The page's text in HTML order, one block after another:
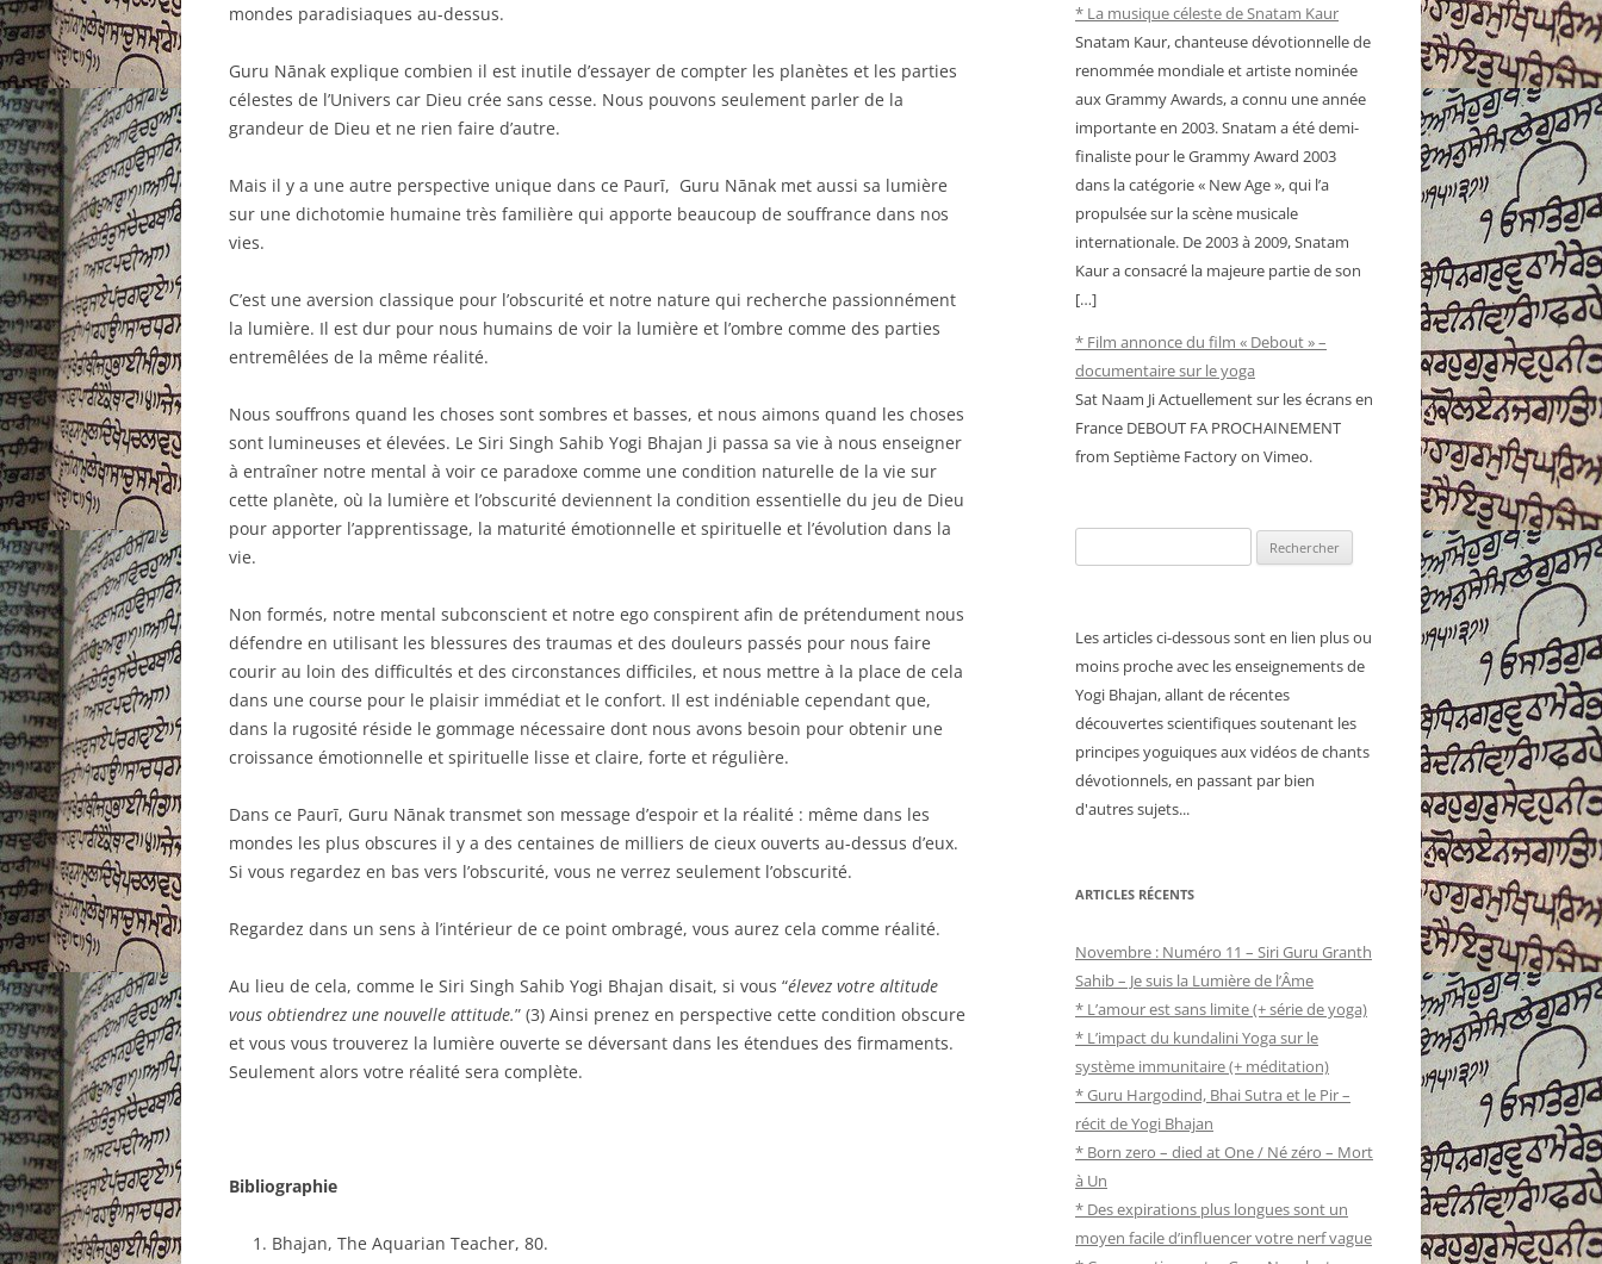
mondes paradisiaques au-dessus.
Guru Nānak explique combien il est inutile d’essayer de compter les planètes et les parties
célestes de l’Univers car Dieu crée sans cesse. Nous pouvons seulement parler de la
grandeur de Dieu et ne rien faire d’autre.
Mais il y a une autre perspective unique dans ce Paurī, Guru Nānak met aussi sa lumière
sur une dichotomie humaine très familière qui apporte beaucoup de souffrance dans nos
vies.
C’est une aversion classique pour l’obscurité et notre nature qui recherche passionnément
la lumière. Il est dur pour nous humains de voir la lumière et l’ombre comme des parties
entremêlées de la même réalité.
Nous souffrons quand les choses sont sombres et basses, et nous aimons quand les choses
sont lumineuses et élevées. Le Siri Singh Sahib Yogi Bhajan Ji passa sa vie à nous enseigner
à entraîner notre mental à voir ce paradoxe comme une condition naturelle de la vie sur
cette planète, où la lumière et l’obscurité deviennent la condition essentielle du jeu de Dieu
pour apporter l’apprentissage, la maturité émotionnelle et spirituelle et l’évolution dans la
vie.
Non formés, notre mental subconscient et notre ego conspirent afin de prétendument nous
défendre en utilisant les blessures des traumas et des douleurs passés pour nous faire
courir au loin des difficultés et des circonstances difficiles, et nous mettre à la place de cela
dans une course pour le plaisir immédiat et le confort. Il est indéniable cependant que,
dans la rugosité réside le gommage nécessaire dont nous avons besoin pour obtenir une
croissance émotionnelle et spirituelle lisse et claire, forte et régulière.
Dans ce Paurī, Guru Nānak transmet son message d’espoir et la réalité : même dans les
mondes les plus obscures il y a des centaines de milliers de cieux ouverts au-dessus d’eux.
Si vous regardez en bas vers l’obscurité, vous ne verrez seulement l’obscurité.
Regardez dans un sens à l’intérieur de ce point ombragé, vous aurez cela comme réalité.
Au lieu de cela, comme le Siri Singh Sahib Yogi Bhajan disait, si vous “élevez votre altitude
vous obtiendrez une nouvelle attitude.” (3) Ainsi prenez en perspective cette condition obscure
et vous vous trouverez la lumière ouverte se déversant dans les étendues des firmaments.
Seulement alors votre réalité sera complète.
Bibliographie
Bhajan, The Aquarian Teacher, 80.
* La musique céleste de Snatam Kaur
Snatam Kaur, chanteuse dévotionnelle de
renommée mondiale et artiste nominée
aux Grammy Awards, a connu une année
importante en 2003. Snatam a été demi-
finaliste pour le Grammy Award 2003
dans la catégorie « New Age », qui l’a
propulsée sur la scène musicale
internationale. De 2003 à 2009, Snatam
Kaur a consacré la majeure partie de son
[…]
* Film annonce du film « Debout » –
documentaire sur le yoga
Sat Naam Ji Actuellement sur les écrans en
France DEBOUT FA PROCHAINEMENT
from Septième Factory on Vimeo.
Les articles ci-dessous sont en lien plus ou
moins proche avec les enseignements de
Yogi Bhajan, allant de récentes
découvertes scientifiques soutenant les
principes yoguiques aux vidéos de chants
dévotionnels, en passant par bien
d'autres sujets...
ARTICLES RÉCENTS
Novembre : Numéro 11 – Siri Guru Granth
Sahib – Je suis la Lumière de l’Âme
* L’amour est sans limite (+ série de yoga)
* L’impact du kundalini Yoga sur le
système immunitaire (+ méditation)
* Guru Hargodind, Bhai Sutra et le Pir –
récit de Yogi Bhajan
* Born zero – died at One / Né zéro – Mort
à Un
* Des expirations plus longues sont un
moyen facile d’influencer votre nerf vague